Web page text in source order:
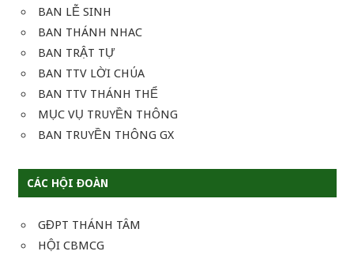
BAN LỄ SINH
BAN THÁNH NHAC
BAN TRẬT TỰ
BAN TTV LỜI CHÚA
BAN TTV THÁNH THỂ
MỤC VỤ TRUYỀN THÔNG
BAN TRUYỀN THÔNG GX
CÁC HỘI ĐOÀN
GĐPT THÁNH TÂM
HỘI CBMCG